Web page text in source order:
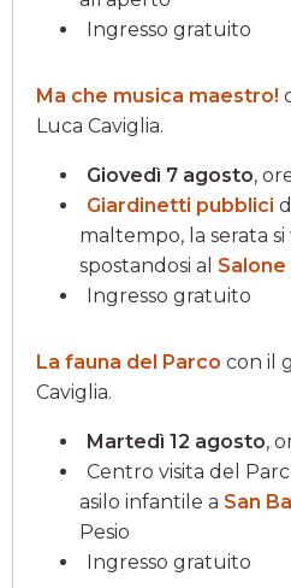
Ingresso gratuito
Ma che musica maestro!
Luca Caviglia.
Giovedì 7 agosto,
Giardinetti pubblici
maltempo, la serata
spostandosi al
Ingresso gratuito
La fauna del Parco con il
Caviglia.
Martedì 12 agosto,
Centro visita del
asilo infantile a San
Pesio
Ingresso gratuito